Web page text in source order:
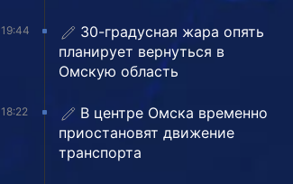
19:44
30-градусная жара опять
планирует вернуться в
Омскую область
18:22
В центре Омска временно
приостановят движение
транспорта